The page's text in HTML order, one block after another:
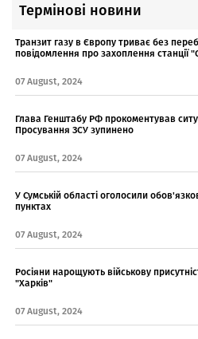
Термінові новини
Транзит газу в Європу триває без
повідомлення про захоплення станції
07 August, 2024
Глава Генштабу РФ прокоментував
Просування ЗСУ зупинено
07 August, 2024
У Сумській області оголосили
пунктах
07 August, 2024
Росіяни нарощують військову
"Харків"
07 August, 2024